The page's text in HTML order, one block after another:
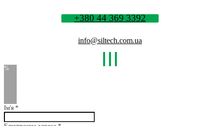
+380 44 369 3392
info@siltech.com.ua
Ім'я *